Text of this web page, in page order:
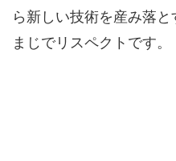
ら新しい技術を産み落と
まじでリスペクトです。